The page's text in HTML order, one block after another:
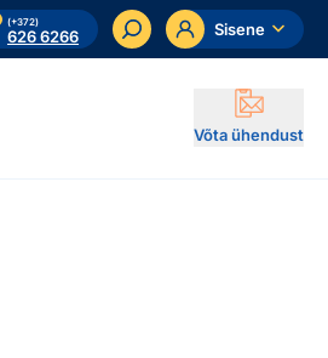
(+372)
626 6266 Sisene
Võta ühendust